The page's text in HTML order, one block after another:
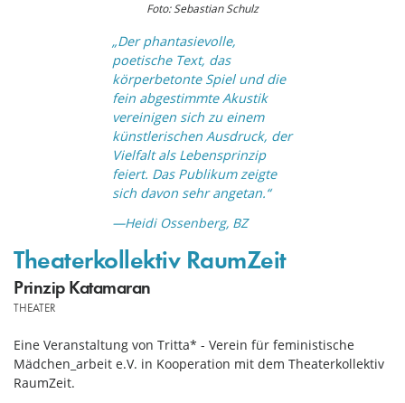
Foto: Sebastian Schulz
„Der phantasievolle,
poetische Text, das
körperbetonte Spiel und die
fein abgestimmte Akustik
vereinigen sich zu einem
künstlerischen Ausdruck, der
Vielfalt als Lebensprinzip
feiert. Das Publikum zeigte
sich davon sehr angetan.“
—Heidi Ossenberg, BZ
Theaterkollektiv RaumZeit
Prinzip Katamaran
THEATER
Eine Veranstaltung von Tritta* - Verein für feministische
Mädchen_arbeit e.V. in Kooperation mit dem Theaterkollektiv
RaumZeit.